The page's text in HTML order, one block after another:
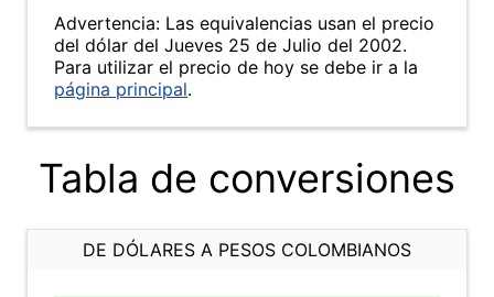
Advertencia: Las equivalencias usan el precio
del dólar del Jueves 25 de Julio del 2002.
Para utilizar el precio de hoy se debe ir a la
página principal.
Tabla de conversiones
DE DÓLARES A PESOS COLOMBIANOS